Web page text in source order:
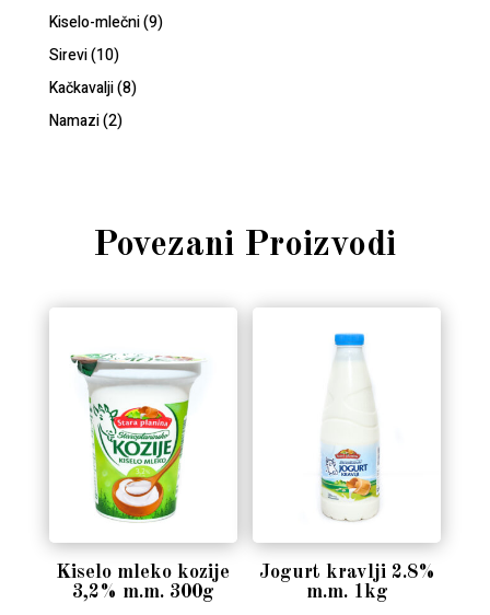
Kiselo-mlečni(9)
Sirevi(10)
Kačkavalji(8)
Namazi(2)
Povezani Proizvodi
Kiselo mleko kozije
3,2% m.m. 300g
Jogurt kravlji 2.8%
m.m. 1kg